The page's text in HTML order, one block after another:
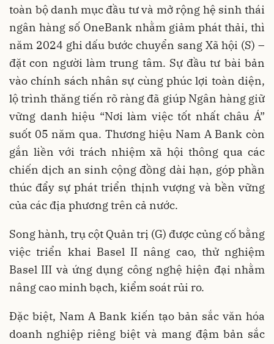
toàn bộ danh mục đầu tư và mở rộng hệ sinh thái
ngân hàng số OneBank nhằm giảm phát thải, thì
năm 2024 ghi dấu bước chuyển sang Xã hội (S) –
đặt con người làm trung tâm. Sự đầu tư bài bản
vào chính sách nhân sự cùng phúc lợi toàn diện,
lộ trình thăng tiến rõ ràng đã giúp Ngân hàng giữ
vững danh hiệu “Nơi làm việc tốt nhất châu Á”
suốt 05 năm qua. Thương hiệu Nam A Bank còn
gắn liền với trách nhiệm xã hội thông qua các
chiến dịch an sinh cộng đồng dài hạn, góp phần
thúc đẩy sự phát triển thịnh vượng và bền vững
của các địa phương trên cả nước.
Song hành, trụ cột Quản trị (G) được củng cố bằng
việc triển khai Basel II nâng cao, thử nghiệm
Basel III và ứng dụng công nghệ hiện đại nhằm
nâng cao minh bạch, kiểm soát rủi ro.
Đặc biệt, Nam A Bank kiến tạo bản sắc văn hóa
doanh nghiệp riêng biệt và mang đậm bản sắc